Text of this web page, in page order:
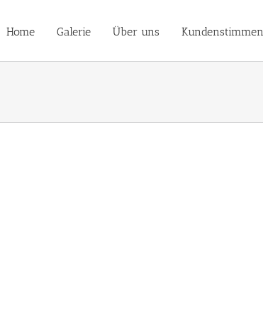
Home Galerie Über uns Kundenstimmen